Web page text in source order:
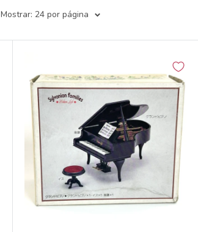
Mostrar: 24 por página